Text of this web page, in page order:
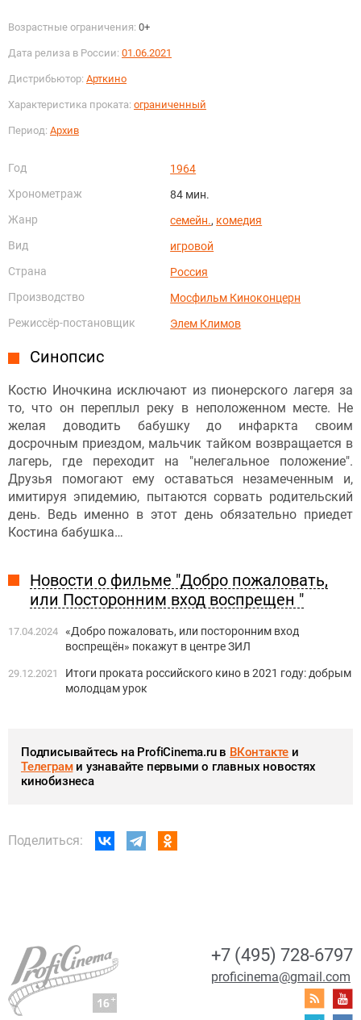
Возрастные ограничения: 0+
Дата релиза в России: 01.06.2021
Дистрибьютор: Арткино
Характеристика проката: ограниченный
Период: Архив
Год
1964
Хронометраж
84 мин.
Жанр
семейн., комедия
Вид
игровой
Страна
Россия
Производство
Мосфильм Киноконцерн
Режиссёр-постановщик
Элем Климов
Синопсис
Костю Иночкина исключают из пионерского лагеря за
то, что он переплыл реку в неположенном месте. Не
желая доводить бабушку до инфаркта своим
досрочным приездом, мальчик тайком возвращается в
лагерь, где переходит на "нелегальное положение".
Друзья помогают ему оставаться незамеченным и,
имитируя эпидемию, пытаются сорвать родительский
день. Ведь именно в этот день обязательно приедет
Костина бабушка…
Новости о фильме "Добро пожаловать,
или Посторонним вход воспрещен "
17.04.2024 «Добро пожаловать, или посторонним вход
воспрещён» покажут в центре ЗИЛ
29.12.2021
Итоги проката российского кино в 2021 году: добрым
молодцам урок
Подписывайтесь на ProfiCinema.ru в ВКонтакте и
Телеграми узнавайте первыми о главных новостях
кинобизнеса
Поделиться:
+7 (495) 728-6797
proficinema@gmail.com